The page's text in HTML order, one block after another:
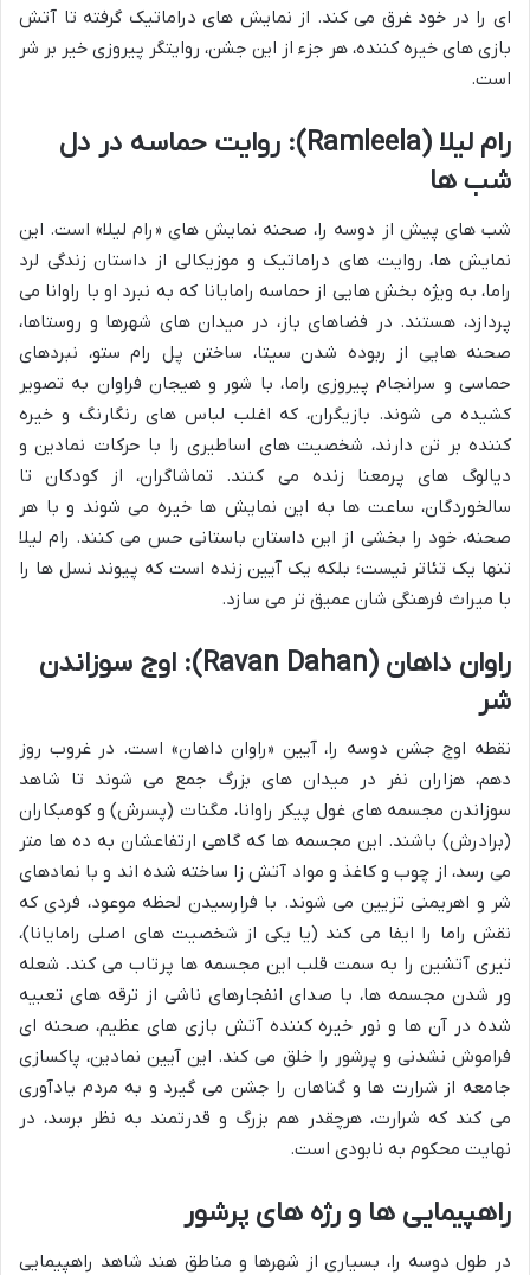
ای را در خود غرق می کند. از نمایش های دراماتیک گرفته تا آتش
بازی های خیره کننده، هر جزء از این جشن، روایتگر پیروزی خیر بر شر
است.
رام لیلا (Ramleela): روایت حماسه در دل
شب ها
شب های پیش از دوسه را، صحنه نمایش های «رام لیلا» است. این
نمایش ها، روایت های دراماتیک و موزیکالی از داستان زندگی لرد
راما، به ویژه بخش هایی از حماسه رامایانا که به نبرد او با راوانا می
پردازد، هستند. در فضاهای باز، در میدان های شهرها و روستاها،
صحنه هایی از ربوده شدن سیتا، ساختن پل رام ستو، نبردهای
حماسی و سرانجام پیروزی راما، با شور و هیجان فراوان به تصویر
کشیده می شوند. بازیگران، که اغلب لباس های رنگارنگ و خیره
کننده بر تن دارند، شخصیت های اساطیری را با حرکات نمادین و
دیالوگ های پرمعنا زنده می کنند. تماشاگران، از کودکان تا
سالخوردگان، ساعت ها به این نمایش ها خیره می شوند و با هر
صحنه، خود را بخشی از این داستان باستانی حس می کنند. رام لیلا
تنها یک تئاتر نیست؛ بلکه یک آیین زنده است که پیوند نسل ها را
با میراث فرهنگی شان عمیق تر می سازد.
راوان داهان (Ravan Dahan): اوج سوزاندن
شر
نقطه اوج جشن دوسه را، آیین «راوان داهان» است. در غروب روز
دهم، هزاران نفر در میدان های بزرگ جمع می شوند تا شاهد
سوزاندن مجسمه های غول پیکر راوانا، مگنات (پسرش) و کومبکاران
(برادرش) باشند. این مجسمه ها که گاهی ارتفاعشان به ده ها متر
می رسد، از چوب و کاغذ و مواد آتش زا ساخته شده اند و با نمادهای
شر و اهریمنی تزیین می شوند. با فرارسیدن لحظه موعود، فردی که
نقش راما را ایفا می کند (یا یکی از شخصیت های اصلی رامایانا)،
تیری آتشین را به سمت قلب این مجسمه ها پرتاب می کند. شعله
ور شدن مجسمه ها، با صدای انفجارهای ناشی از ترقه های تعبیه
شده در آن ها و نور خیره کننده آتش بازی های عظیم، صحنه ای
فراموش نشدنی و پرشور را خلق می کند. این آیین نمادین، پاکسازی
جامعه از شرارت ها و گناهان را جشن می گیرد و به مردم یادآوری
می کند که شرارت، هرچقدر هم بزرگ و قدرتمند به نظر برسد، در
نهایت محکوم به نابودی است.
راهپیمایی ها و رژه های پرشور
در طول دوسه را، بسیاری از شهرها و مناطق هند شاهد راهپیمایی